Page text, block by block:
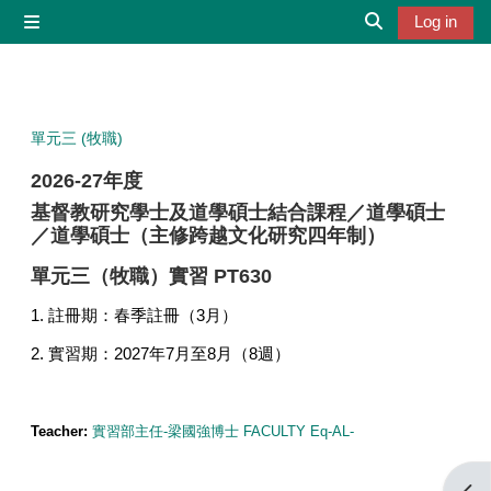
Log in
單元三 (牧職)
2026-27年度
基督教研究學士及道學碩士結合課程／道學碩士
／道學碩士（主修跨越文化研究四年制）
單元三（牧職）實習 PT630
1. 註冊期：春季註冊（3月）
2. 實習期：2027年7月至8月（8週）
Teacher: 實習部主任-梁國強博士 FACULTY Eq-AL-